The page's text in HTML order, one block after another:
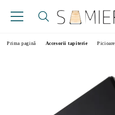
Prima pagină Accesorii tapiterie Picioare